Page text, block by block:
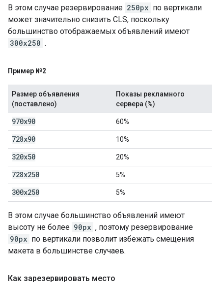
В этом случае резервирование 250px по вертикали
может значительно снизить CLS, поскольку
большинство отображаемых объявлений имеют
300x250 .
Пример №2
Размер объявления
(поставлено)
Показы рекламного
сервера (%)
970x90 60%
728x90 10%
320x50 20%
728x250 5%
300x250 5%
В этом случае большинство объявлений имеют
высоту не более 90px , поэтому резервирование
90px по вертикали позволит избежать смещения
макета в большинстве случаев.
Как зарезервировать место